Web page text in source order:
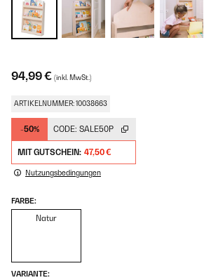
94,99 € (inkl. MwSt.)
ARTIKELNUMMER: 10038663
-50% CODE: SALE50P
MIT GUTSCHEIN: 47,50 €
Nutzungsbedingungen
FARBE:
Natur
VARIANTE: